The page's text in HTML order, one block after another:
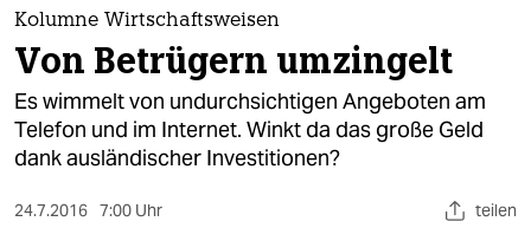
themen
politik
öko
Kolumne Wirtschaftsweisen
Von Betrügern umzingelt
Es wimmelt von undurchsichtigen Angeboten am
Telefon und im Internet. Winkt da das große Geld
dank ausländischer Investitionen?
24.7.2016 7:00 Uhr teilen